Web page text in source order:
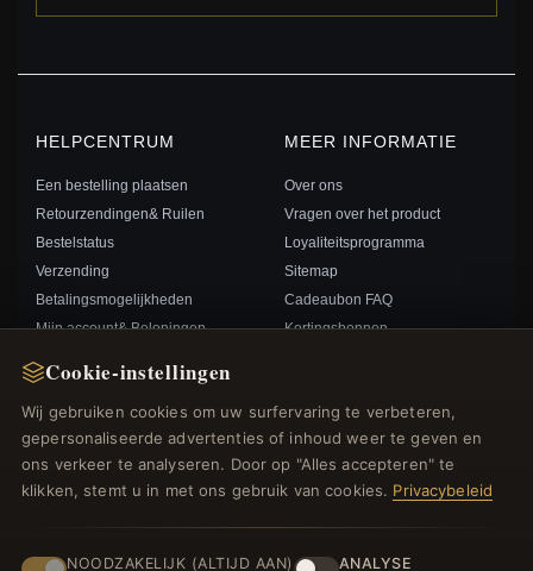
Cookie-instellingen
Wij gebruiken cookies om uw surfervaring te verbeteren,
gepersonaliseerde advertenties of inhoud weer te geven en
ons verkeer te analyseren. Door op "Alles accepteren" te
klikken, stemt u in met ons gebruik van cookies. Privacybeleid
NOODZAKELIJK (ALTIJD AAN) ANALYSE
HELPCENTRUM
Een bestelling plaatsen
Retourzendingen& Ruilen
Bestelstatus
Verzending
Betalingsmogelijkheden
Mijn account& Beloningen
MEER INFORMATIE
Over ons
Vragen over het product
Loyaliteitsprogramma
Sitemap
Cadeaubon FAQ
Kortingsbonnen
SNELLE LINKS
Nieuwe producten
Specials
Beoordelingen
VOLG ONS